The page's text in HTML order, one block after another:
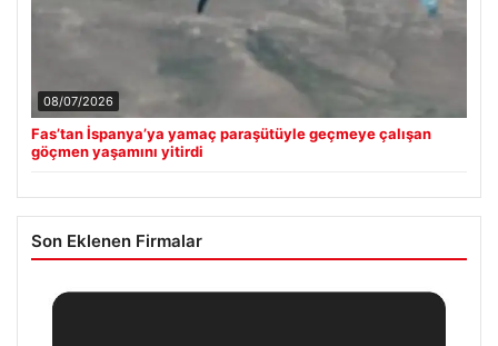
08/07/2026
Fas’tan İspanya’ya yamaç paraşütüyle geçmeye çalışan
göçmen yaşamını yitirdi
Son Eklenen Firmalar